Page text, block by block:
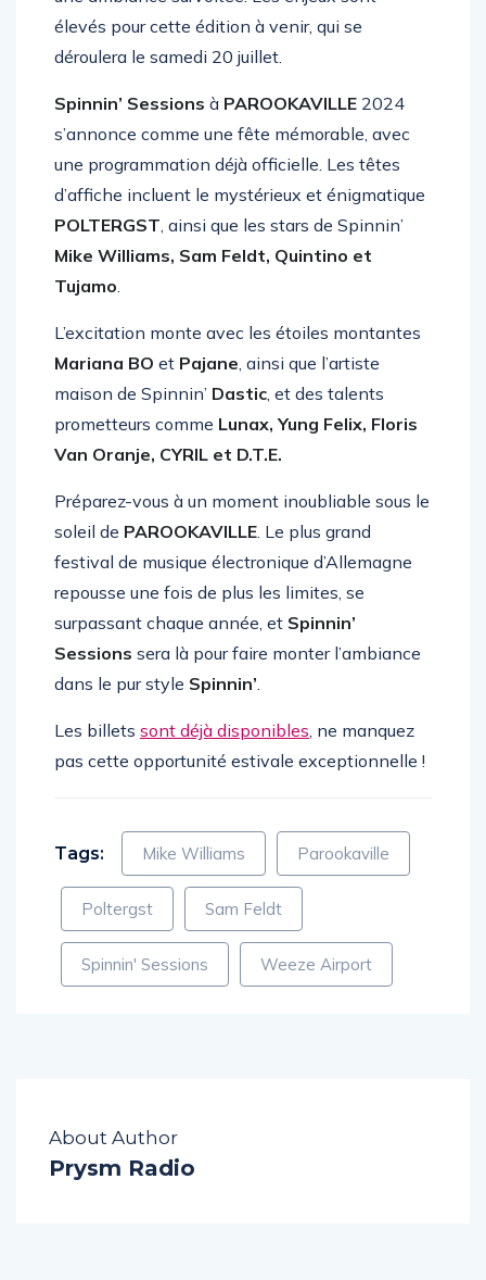
une ambiance survoltée. Les enjeux sont
élevés pour cette édition à venir, qui se
Spinnin’ SessionsàPAROOKAVILLE2024
s’annonce comme une fête mémorable, avec
une programmation déjà officielle. Les têtes
d’affiche incluent le mystérieux et énigmatique
POLTERGST, ainsi que les stars de Spinnin’
Mike Williams, Sam Feldt, Quintino et
L’excitation monte avec les étoiles montantes
Mariana BOetPajane, ainsi que l’artiste
maison de Spinnin’ Dastic, et des talents
prometteurs commeLunax, Yung Felix, Floris
Préparez-vous à un moment inoubliable sous le
soleil dePAROOKAVILLE. Le plus grand
festival de musique électronique d’Allemagne
repousse une fois de plus les limites, se
surpassant chaque année, etSpinnin’
Sessionssera là pour faire monter l’ambiance
Les billetssont déjà disponibles, ne manquez
Mike Williams Parookaville
Poltergst Sam Feldt
Spinnin' Sessions Weeze Airport
About Author